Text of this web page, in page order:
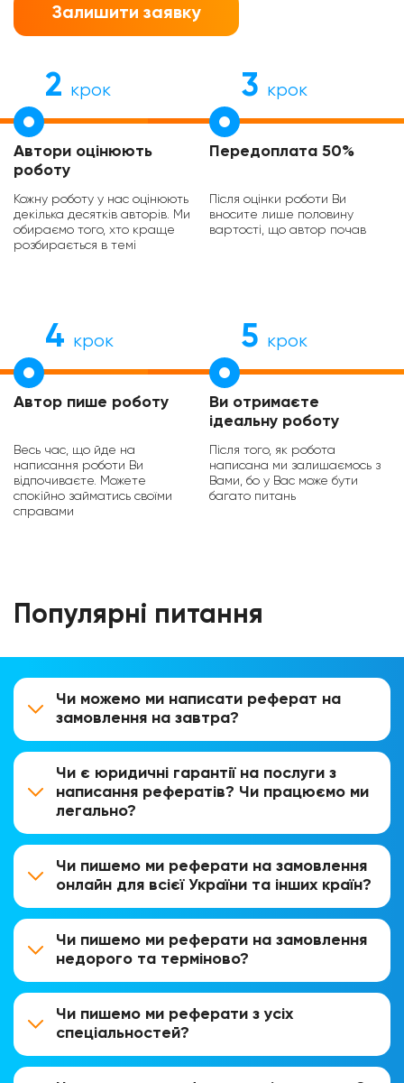
Залишити заявку
2 крок
Автори оцінюють
роботу
Кожну роботу у нас оцінюють
декілька десятків авторів. Ми
обираємо того, хто краще
розбирається в темі
3 крок
Передоплата 50%
Після оцінки роботи Ви
вносите лише половину
вартості, що автор почав
4 крок
Автор пише роботу
Весь час, що йде на
написання роботи Ви
відпочиваєте. Можете
спокійно займатись своїми
справами
5 крок
Ви отримаєте
ідеальну роботу
Після того, як робота
написана ми залишаємось з
Вами, бо у Вас може бути
багато питань
Популярні питання
Чи можемо ми написати реферат на
замовлення на завтра?
Чи є юридичні гарантії на послуги з
написання рефератів? Чи працюємо ми
легально?
Чи пишемо ми реферати на замовлення
онлайн для всієї України та інших країн?
Чи пишемо ми реферати на замовлення
недорого та терміново?
Чи пишемо ми реферати з усіх
спеціальностей?